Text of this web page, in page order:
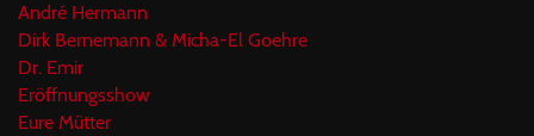
André Hermann
Dirk Bernemann & Micha-El Goehre
Dr. Emir
Eröffnungsshow
Eure Mütter